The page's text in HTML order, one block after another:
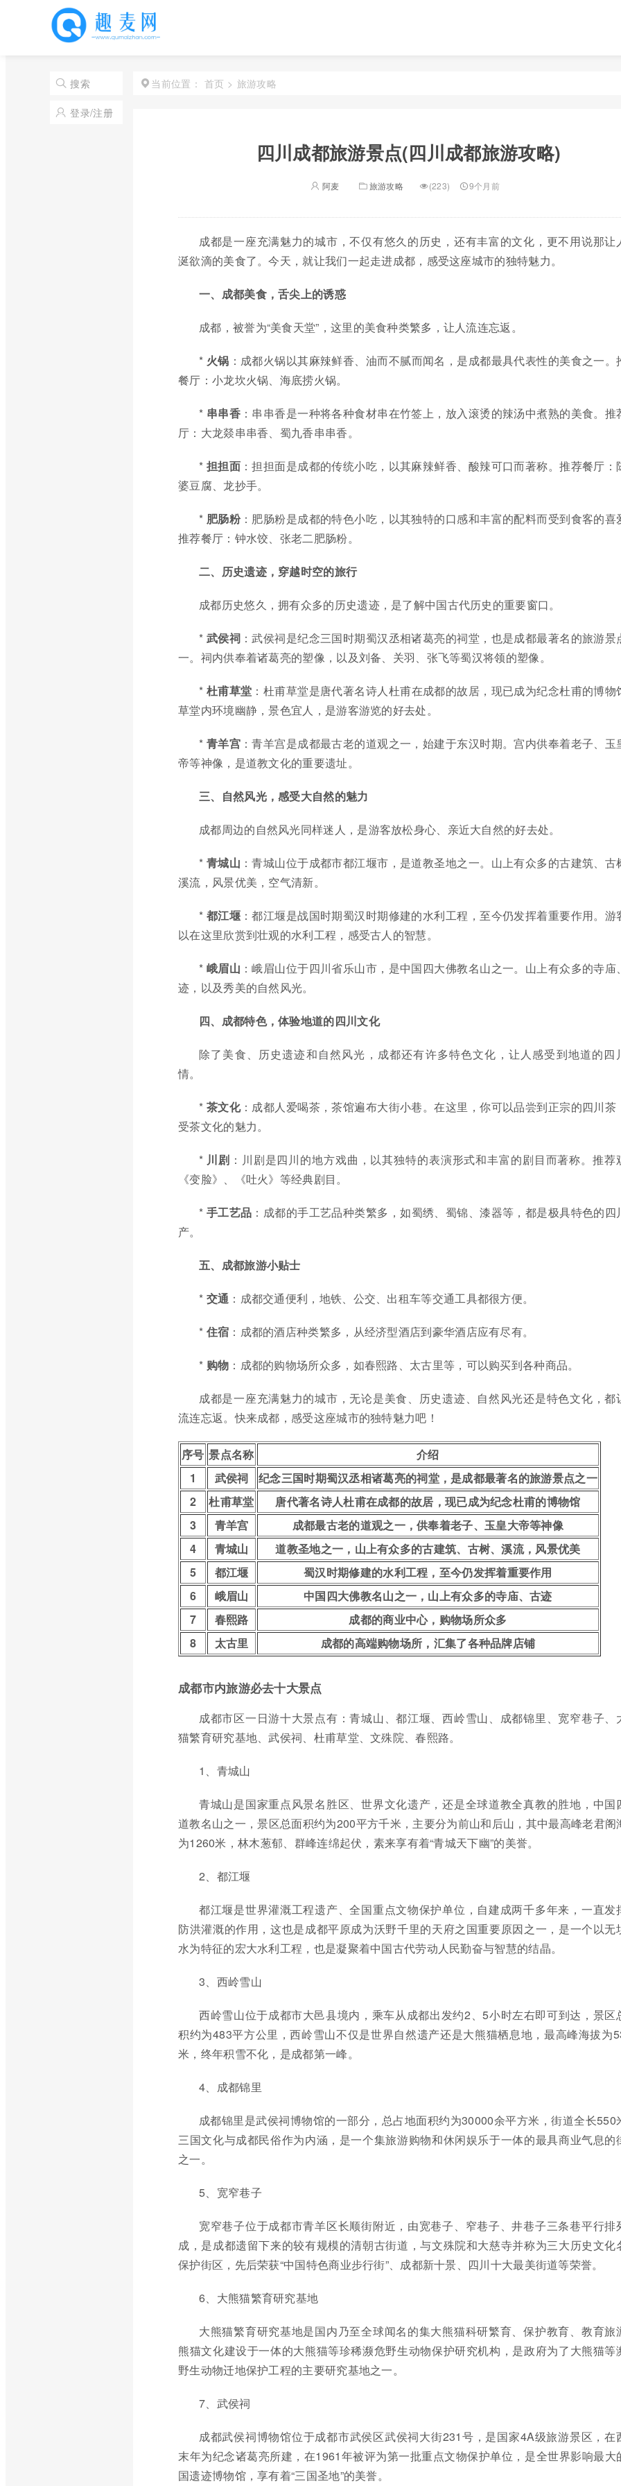
搜索
登录/注册
当前位置： 首页 > 旅游攻略
四川成都旅游景点(四川成都旅游攻略)
阿麦 旅游攻略 (223) 9个月前
成都是一座充满魅力的城市，不仅有悠久的历史，还有丰富的文化，更不用说那让
涎欲滴的美食了。今天，就让我们一起走进成都，感受这座城市的独特魅力。
一、成都美食，舌尖上的诱惑
成都，被誉为“美食天堂”，这里的美食种类繁多，让人流连忘返。
* 火锅 ：成都火锅以其麻辣鲜香、油而不腻而闻名，是成都最具代表性的美食之一。
餐厅：小龙坎火锅、海底捞火锅。
* 串串香 ：串串香是一种将各种食材串在竹签上，放入滚烫的辣汤中煮熟的美食。推
厅：大龙燚串串香、蜀九香串串香。
* 担担面 ：担担面是成都的传统小吃，以其麻辣鲜香、酸辣可口而著称。推荐餐厅：
婆豆腐、龙抄手。
* 肥肠粉：肥肠粉是成都的特色小吃，以其独特的口感和丰富的配料而受到食客的喜
推荐餐厅：钟水饺、张老二肥肠粉。
二、历史遗迹，穿越时空的旅行
成都历史悠久，拥有众多的历史遗迹，是了解中国古代历史的重要窗口。
* 武侯祠 ：武侯祠是纪念三国时期蜀汉丞相诸葛亮的祠堂，也是成都最著名的旅游景
一。祠内供奉着诸葛亮的塑像，以及刘备、关羽、张飞等蜀汉将领的塑像。
* 杜甫草堂 ：杜甫草堂是唐代著名诗人杜甫在成都的故居，现已成为纪念杜甫的博物
草堂内环境幽静，景色宜人，是游客游览的好去处。
* 青羊宫 ：青羊宫是成都最古老的道观之一，始建于东汉时期。宫内供奉着老子、玉
帝等神像，是道教文化的重要遗址。
三、自然风光，感受大自然的魅力
成都周边的自然风光同样迷人，是游客放松身心、亲近大自然的好去处。
* 青城山 ：青城山位于成都市都江堰市，是道教圣地之一。山上有众多的古建筑、古
溪流，风景优美，空气清新。
* 都江堰 ：都江堰是战国时期蜀汉时期修建的水利工程，至今仍发挥着重要作用。游
以在这里欣赏到壮观的水利工程，感受古人的智慧。
* 峨眉山 ：峨眉山位于四川省乐山市，是中国四大佛教名山之一。山上有众多的寺庙
迹，以及秀美的自然风光。
四、成都特色，体验地道的四川文化
除了美食、历史遗迹和自然风光，成都还有许多特色文化，让人感受到地道的四
情。
* 茶文化：成都人爱喝茶，茶馆遍布大街小巷。在这里，你可以品尝到正宗的四川茶
受茶文化的魅力。
* 川剧 ：川剧是四川的地方戏曲，以其独特的表演形式和丰富的剧目而著称。推荐
《变脸》、《吐火》等经典剧目。
* 手工艺品 ：成都的手工艺品种类繁多，如蜀绣、蜀锦、漆器等，都是极具特色的四
产。
五、成都旅游小贴士
* 交通 ：成都交通便利，地铁、公交、出租车等交通工具都很方便。
* 住宿 ：成都的酒店种类繁多，从经济型酒店到豪华酒店应有尽有。
* 购物 ：成都的购物场所众多，如春熙路、太古里等，可以购买到各种商品。
成都是一座充满魅力的城市，无论是美食、历史遗迹、自然风光还是特色文化，都
流连忘返。快来成都，感受这座城市的独特魅力吧！
序号 景点名称
介绍
1
武侯祠
纪念三国时期蜀汉丞相诸葛亮的祠堂，是成都最著名的旅游景点之一
2
杜甫草堂
唐代著名诗人杜甫在成都的故居，现已成为纪念杜甫的博物馆
3
青羊宫
成都最古老的道观之一，供奉着老子、玉皇大帝等神像
4
青城山
道教圣地之一，山上有众多的古建筑、古树、溪流，风景优美
5
都江堰
蜀汉时期修建的水利工程，至今仍发挥着重要作用
6
峨眉山
中国四大佛教名山之一，山上有众多的寺庙、古迹
7
春熙路
成都的商业中心，购物场所众多
8
太古里 成都的高端购物场所，汇集了各种品牌店铺
成都市内旅游必去十大景点
成都市区一日游十大景点有：青城山、都江堰、西岭雪山、成都锦里、宽窄巷子、
猫繁育研究基地、武侯祠、杜甫草堂、文殊院、春熙路。
1、青城山
青城山是国家重点风景名胜区、世界文化遗产，还是全球道教全真教的胜地，中国
道教名山之一，景区总面积约为200平方千米，主要分为前山和后山，其中最高峰老君阁
为1260米，林木葱郁、群峰连绵起伏，素来享有着“青城天下幽”的美誉。
2、都江堰
都江堰是世界灌溉工程遗产、全国重点文物保护单位，自建成两千多年来，一直发
防洪灌溉的作用，这也是成都平原成为沃野千里的天府之国重要原因之一，是一个以无
水为特征的宏大水利工程，也是凝聚着中国古代劳动人民勤奋与智慧的结晶。
3、西岭雪山
西岭雪山位于成都市大邑县境内，乘车从成都出发约2、5小时左右即可到达，景区
积约为483平方公里，西岭雪山不仅是世界自然遗产还是大熊猫栖息地，最高峰海拔为
米，终年积雪不化，是成都第一峰。
4、成都锦里
成都锦里是武侯祠博物馆的一部分，总占地面积约为30000余平方米，街道全长550
三国文化与成都民俗作为内涵，是一个集旅游购物和休闲娱乐于一体的最具商业气息的
之一。
5、宽窄巷子
宽窄巷子位于成都市青羊区长顺街附近，由宽巷子、窄巷子、井巷子三条巷平行排
成，是成都遗留下来的较有规模的清朝古街道，与文殊院和大慈寺并称为三大历史文化
保护街区，先后荣获“中国特色商业步行街”、成都新十景、四川十大最美街道等荣誉。
6、大熊猫繁育研究基地
大熊猫繁育研究基地是国内乃至全球闻名的集大熊猫科研繁育、保护教育、教育旅
熊猫文化建设于一体的大熊猫等珍稀濒危野生动物保护研究机构，是政府为了大熊猫等
野生动物迁地保护工程的主要研究基地之一。
7、武侯祠
成都武侯祠博物馆位于成都市武侯区武侯祠大街231号，是国家4A级旅游景区，在
末年为纪念诸葛亮所建，在1961年被评为第一批重点文物保护单位，是全世界影响最大
国遗迹博物馆，享有着“三国圣地”的美誉。